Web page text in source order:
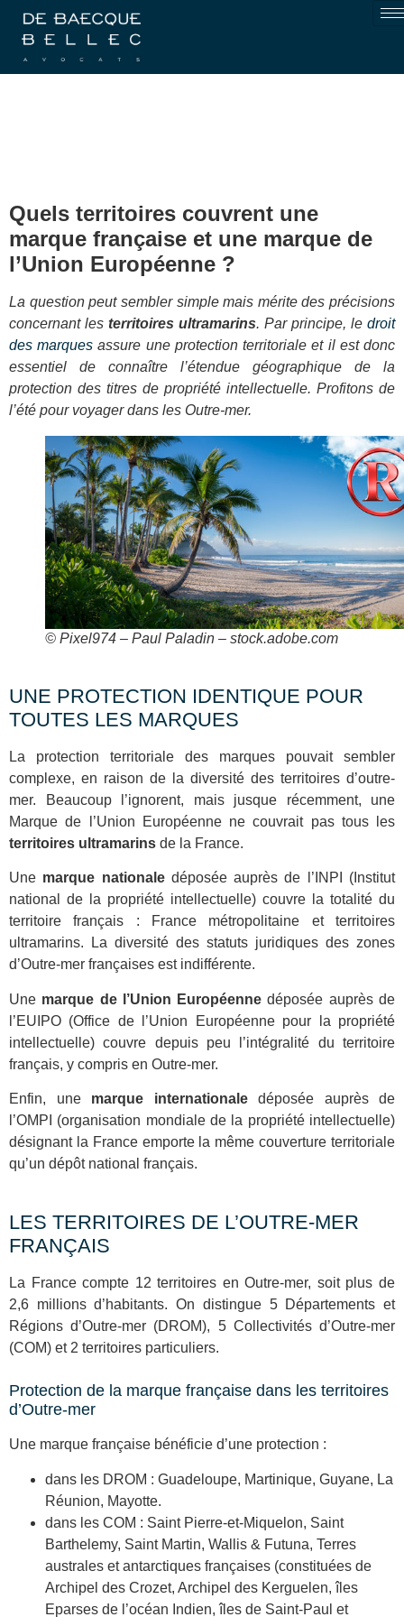
Quels territoires couvrent une
marque française et une marque de
l’Union Européenne ?
La question peut sembler simple mais mérite des précisions
concernant les territoires ultramarins. Par principe, le droit
des marques assure une protection territoriale et il est donc
essentiel de connaître l’étendue géographique de la
protection des titres de propriété intellectuelle. Profitons de
l’été pour voyager dans les Outre-mer.
© Pixel974 – Paul Paladin – stock.adobe.com
UNE PROTECTION IDENTIQUE POUR
TOUTES LES MARQUES
La protection territoriale des marques pouvait sembler
complexe, en raison de la diversité des territoires d’outre-
mer. Beaucoup l’ignorent, mais jusque récemment, une
Marque de l’Union Européenne ne couvrait pas tous les
territoires ultramarins de la France.
Une marque nationaledéposée auprès de l’INPI (Institut
national de la propriété intellectuelle) couvre la totalité du
territoire français : France métropolitaine et territoires
ultramarins. La diversité des statuts juridiques des zones
d’Outre-mer françaises est indifférente.
Une marque de l’Union Européenne déposée auprès de
l’EUIPO (Office de l’Union Européenne pour la propriété
intellectuelle) couvre depuis peu l’intégralité du territoire
français, y compris en Outre-mer.
Enfin, une marque internationaledéposée auprès de
l’OMPI (organisation mondiale de la propriété intellectuelle)
désignant la France emporte la même couverture territoriale
qu’un dépôt national français.
LES TERRITOIRES DE L’OUTRE-MER
FRANÇAIS
La France compte 12 territoires en Outre-mer, soit plus de
2,6 millions d’habitants. On distingue 5 Départements et
Régions d’Outre-mer (DROM), 5 Collectivités d’Outre-mer
(COM) et 2 territoires particuliers.
Protection de la marque française dans les territoires
d’Outre-mer
Une marque française bénéficie d’une protection :
dans les DROM : Guadeloupe, Martinique, Guyane, La
Réunion, Mayotte.
dans les COM : Saint Pierre-et-Miquelon, Saint
Barthelemy, Saint Martin, Wallis & Futuna, Terres
australes et antarctiques françaises (constituées de
Archipel des Crozet, Archipel des Kerguelen, îles
Eparses de l’océan Indien, îles de Saint-Paul et